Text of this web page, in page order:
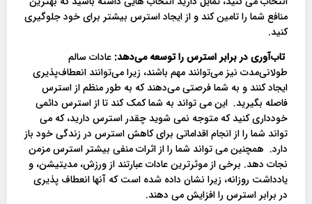
منافع شما را تامین کند و از ایجاد استرس بیشتر برای خود جلوگیری
کنید.
تاب‌آوری در برابر استرس را توسعه می‌دهد: عادات سالم
طولانی‌مدت نیز می‌توانند مهم باشند، زیرا می‌توانند انعطاف‌پذیری
ایجاد کنند و به شما فرصتی می‌دهند که به طور منظم از استرس
فاصله بگیرید. این می تواند به شما کمک کند تا از استرس دائمی
خودداری کنید که متوجه نمی شوید چقدر استرس دارید، که می
تواند شما را از انجام اقداماتی برای کاهش استرس در زندگی خود باز
دارد. همچنین می تواند شما را از اثرات منفی بیشتر استرس مزمن
نجات دهد. برخی از موثرترین عادات عبارتند از ورزش، مدیتیشن، و
یادداشت روزانه، زیرا نشان داده شده است که آنها انعطاف پذیری
در برابر استرس را افزایش می دهند.